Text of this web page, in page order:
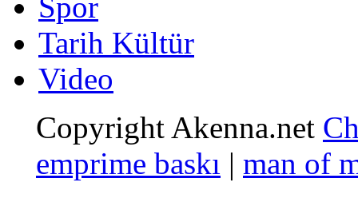
Spor
Tarih Kültür
Video
Copyright Akenna.net
emprime baskı | man of